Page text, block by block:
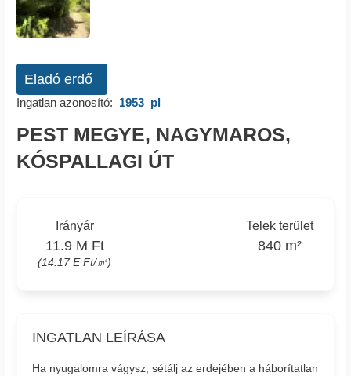
Eladó erdő
Ingatlan azonosító: 1953_pl
PEST MEGYE, NAGYMAROS,
KÓSPALLAGI ÚT
Irányár
11.9 M Ft
(14.17 E Ft/㎡)
Telek terület
840 m²
INGATLAN LEÍRÁSA
Ha nyugalomra vágysz, sétálj az erdejében a háborítatlan